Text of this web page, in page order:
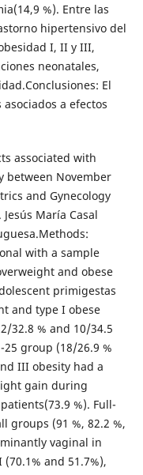
%). Entre las
hipertensivo del
I, II y III,
neonatales,
El
a efectos
associated with
between November
and Gynecology
María Casal
with a sample
and obese
primigestas
and type I obese
32.8 % and 10/34.5
group (18/26.9 %
III obesity had a
gain during
%). Full-
groups (91 %, 82.2 %,
vaginal in
and 51.7%),